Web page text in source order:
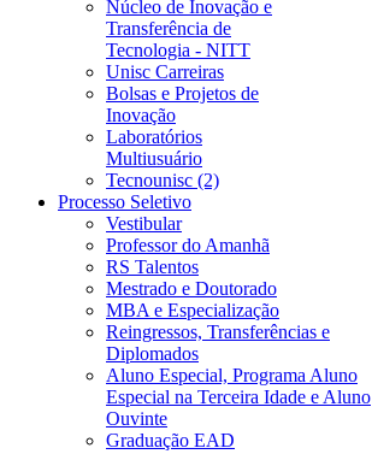
Núcleo de Inovação e
Transferência de
Tecnologia - NITT
Unisc Carreiras
Bolsas e Projetos de
Inovação
Laboratórios
Multiusuário
Tecnounisc (2)
Processo Seletivo
Vestibular
Professor do Amanhã
RS Talentos
Mestrado e Doutorado
MBA e Especialização
Reingressos, Transferências e
Diplomados
Aluno Especial, Programa Aluno
Especial na Terceira Idade e Aluno
Ouvinte
Graduação EAD